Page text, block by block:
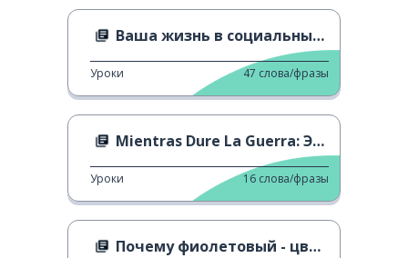
Ваша жизнь в социальных сетях
Уроки 47 слова/фразы
Mientras Dure La Guerra: Это фашизм
Уроки 16 слова/фразы
Почему фиолетовый - цвет феминистского движения?